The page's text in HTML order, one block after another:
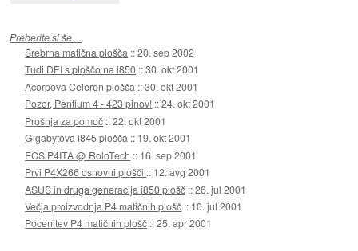
Preberite si še…
Srebrna matična plošča ::20. sep 2002
Tudi DFI s ploščo na i850 ::30. okt 2001
Acorpova Celeron plošča ::30. okt 2001
Pozor, Pentium 4 - 423 pinov! ::24. okt 2001
Prošnja za pomoč ::22. okt 2001
Gigabytova i845 plošča :: 19. okt 2001
ECS P4ITA @ RoloTech :: 16. sep 2001
Prvi P4X266 osnovni plošči :: 12. avg 2001
ASUS in druga generacija i850 plošč ::26. jul 2001
Večja proizvodnja P4 matičnih plošč :: 10. jul 2001
Pocenitev P4 matičnih plošč ::25. apr 2001